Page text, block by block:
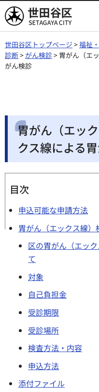
世田谷区
世田谷区トップページ >福祉
診断> がん検診> 胃がん（エ
がん検診
胃がん（エッ
クス線による
目次
申込可能な申請方法
胃がん（エックス線）
区の胃がん（エッ
て
対象
自己負担金
受診期限
受診場所
検査方法・内容
申込方法
添付ファイル